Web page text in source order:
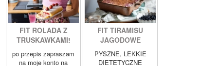
FIT ROLADA Z
TRUSKAWKAMI!
po przepis zapraszam
na moje konto na
FIT TIRAMISU
JAGODOWE
PYSZNE, LEKKIE
DIETETYCZNE